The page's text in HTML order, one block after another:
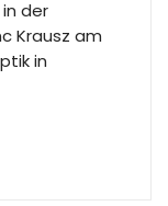
der
Krausz am
in